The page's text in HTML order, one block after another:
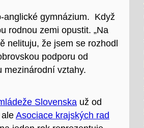
anglické gymnázium. Když
rodnou zemi opustit. „Na
nelituju, že jsem se rozhodl
podporu od
mezinárodní vztahy.
Slovenska už od
Asociace krajských rad